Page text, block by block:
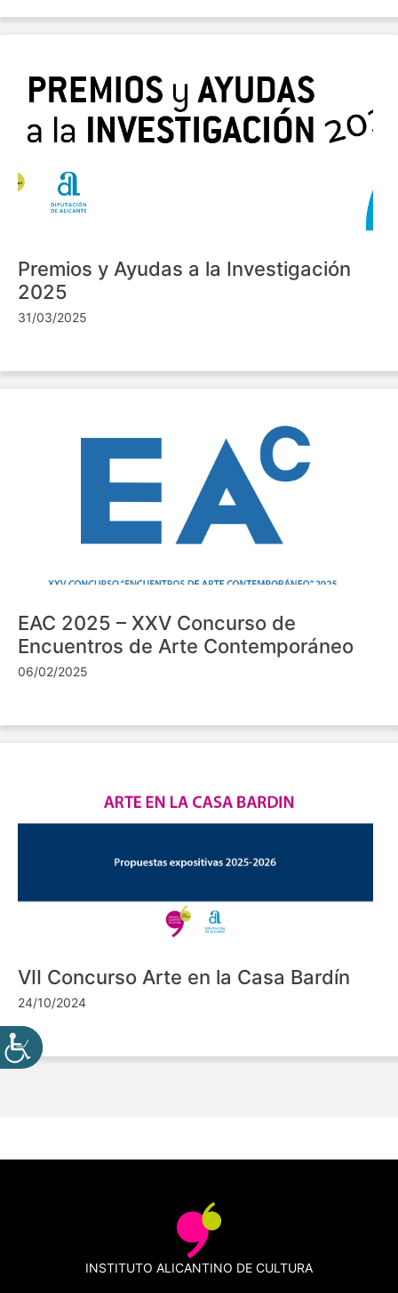
Premios y Ayudas a la Investigación
2025
31/03/2025
EAC 2025 – XXV Concurso de
Encuentros de Arte Contemporáneo
06/02/2025
VII Concurso Arte en la Casa Bardín
24/10/2024
INSTITUTO ALICANTINO DE CULTURA